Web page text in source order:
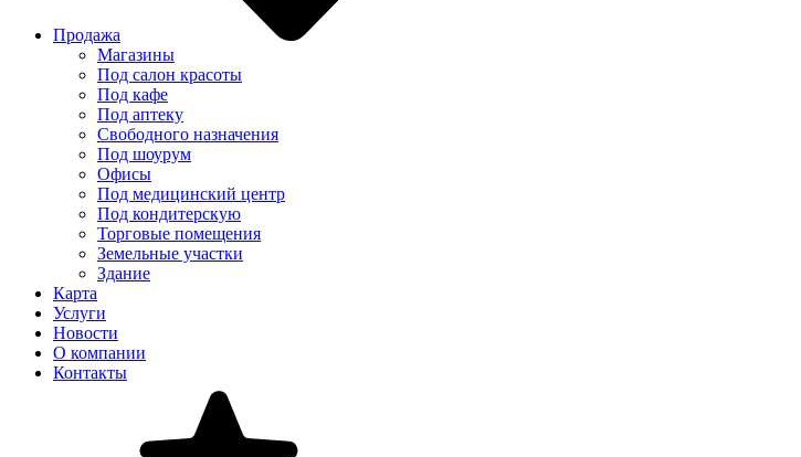
Продажа
Магазины
Под салон красоты
Под кафе
Под аптеку
Свободного назначения
Под шоурум
Офисы
Под медицинский центр
Под кондитерскую
Торговые помещения
Земельные участки
Здание
Карта
Услуги
Новости
О компании
Контакты